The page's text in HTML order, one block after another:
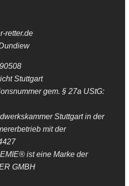
retter.de
Stuttgart
gem. § 27a UStG:
Stuttgart in der
mit der
ist eine Marke der
GMBH